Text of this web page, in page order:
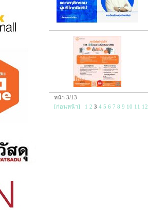
หน้า 3/13
[ก่อนหน้า]
1 2 3 4 5 6 7 8 9 10 11 12